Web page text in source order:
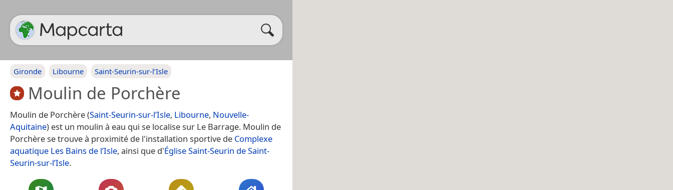
Gironde Libourne Saint-Seurin-sur-l’Isle
Moulin de Porchère
Moulin de Porchère (Saint-Seurin-sur-l’Isle, Libourne, Nouvelle-
Aquitaine) est un moulin à eau qui se localise sur Le Barrage. Moulin de
Porchère se trouve à proximité de l'installation sportive de Complexe
aquatique Les Bains de l’Isle, ainsi que d'Église Saint-Seurin de Saint-
Seurin-sur-l’Isle.